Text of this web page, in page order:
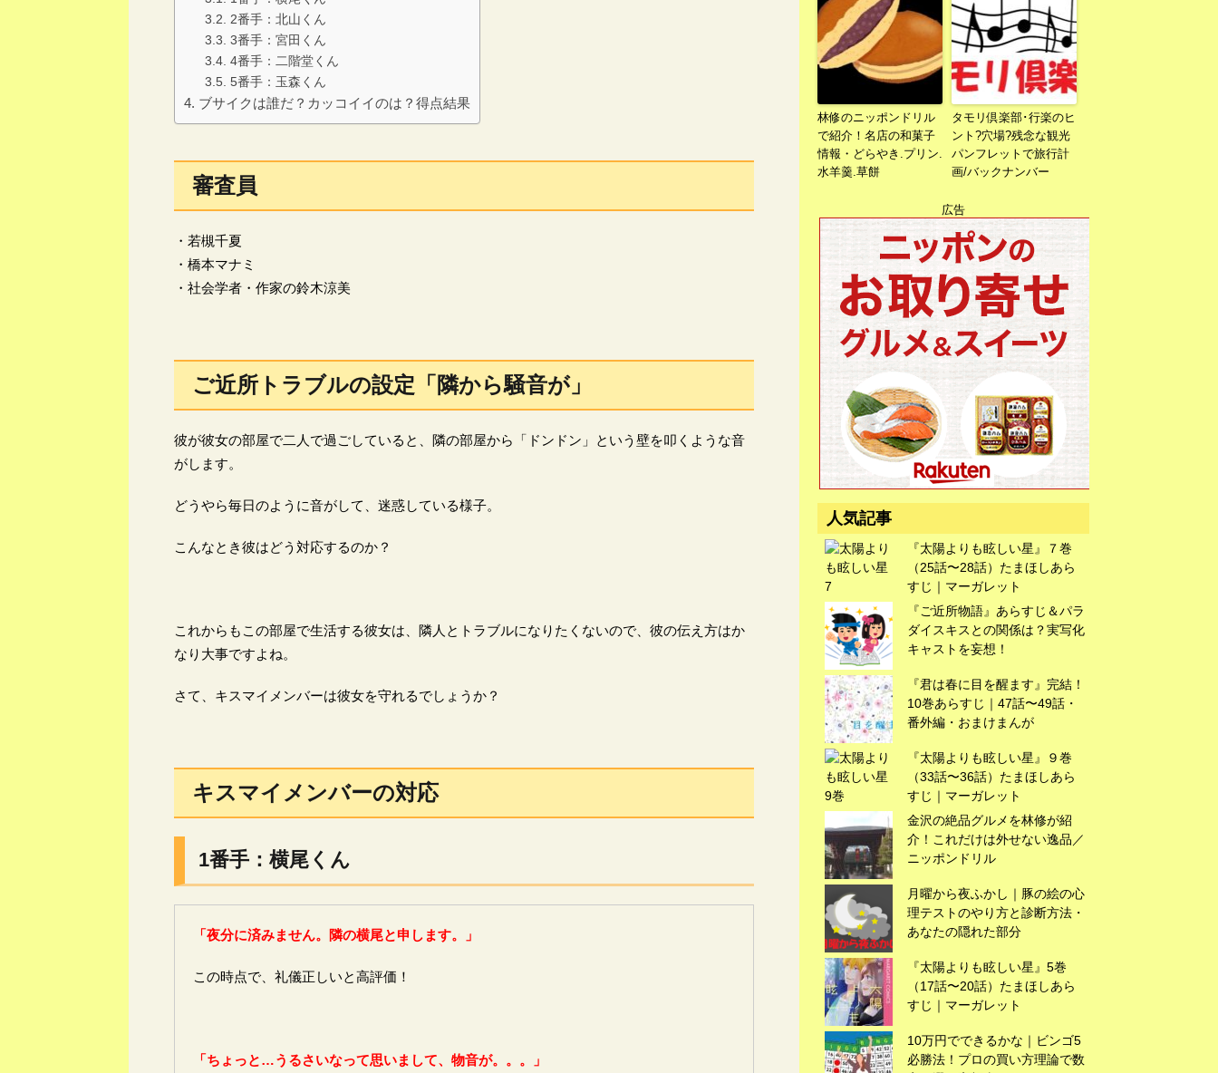
2番手：北山くん
3番手：宮田くん
4番手：二階堂くん
5番手：玉森くん
ブサイクは誰だ？カッコイイのは？得点結果
審査員
・若槻千夏
・橋本マナミ
・社会学者・作家の鈴木涼美
ご近所トラブルの設定「隣から騒音が」
彼が彼女の部屋で二人で過ごしていると、隣の部屋から「ドンドン」という壁を叩くような音
がします。
どうやら毎日のように音がして、迷惑している様子。
こんなとき彼はどう対応するのか？
これからもこの部屋で生活する彼女は、隣人とトラブルになりたくないので、彼の伝え方はか
なり大事ですよね。
さて、キスマイメンバーは彼女を守れるでしょうか？
キスマイメンバーの対応
1番手：横尾くん
「夜分に済みません。隣の横尾と申します。」
この時点で、礼儀正しいと高評価！
「ちょっと…うるさいなって思いまして、物音が。。。」
林修のニッポンドリル
で紹介！名店の和菓子
情報・どらやき.プリン.
水羊羹.草餅
タモリ倶楽部･行楽のヒ
ント?穴場?残念な観光
パンフレットで旅行計
画/バックナンバー
広告
広告
人気記事
『太陽よりも眩しい星』７巻
（25話〜28話）たまほしあら
すじ｜マーガレット
『ご近所物語』あらすじ＆パラ
ダイスキスとの関係は？実写化
キャストを妄想！
『君は春に目を醒ます』完結！
10巻あらすじ｜47話〜49話・
番外編・おまけまんが
『太陽よりも眩しい星』９巻
（33話〜36話）たまほしあら
すじ｜マーガレット
金沢の絶品グルメを林修が紹
介！これだけは外せない逸品／
ニッポンドリル
月曜から夜ふかし｜豚の絵の心
理テストのやり方と診断方法・
あなたの隠れた部分
『太陽よりも眩しい星』5巻
（17話〜20話）たまほしあら
すじ｜マーガレット
10万円でできるかな｜ビンゴ5
必勝法！プロの買い方理論で数